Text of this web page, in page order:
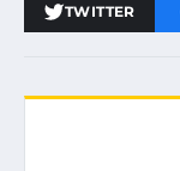
TWITTER